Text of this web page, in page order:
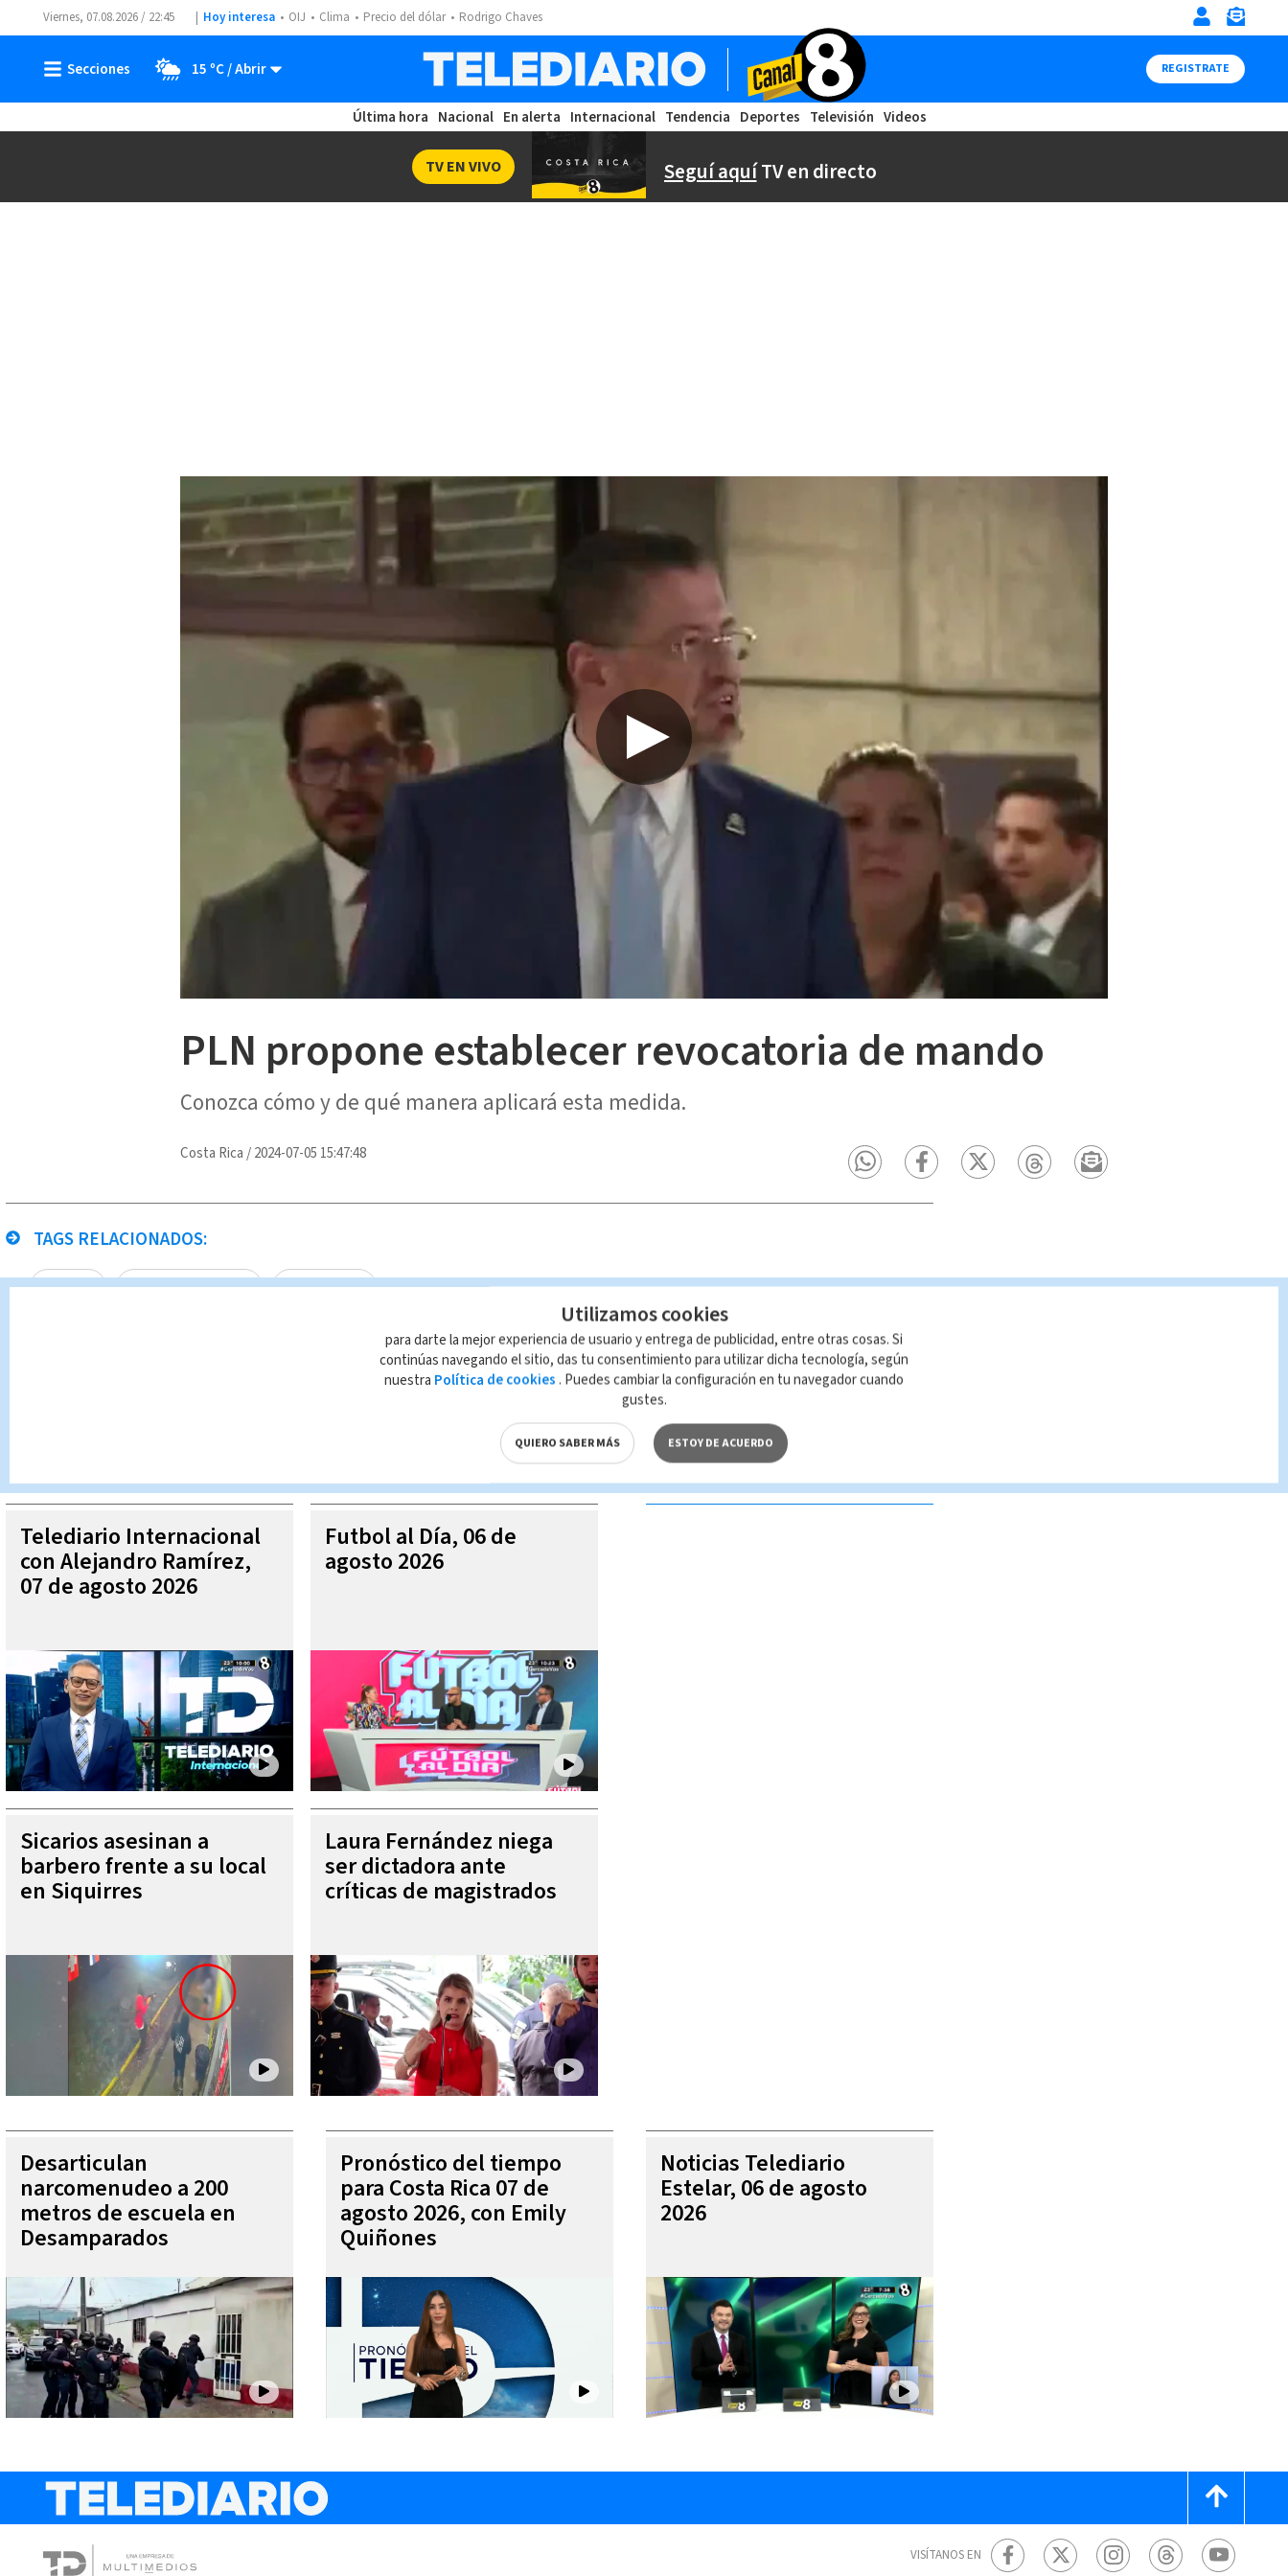
Viernes, 07.08.2026 / 22:45 Hoy interesa OIJ Clima Precio del dólar Rodrigo Chaves
15 ºC REGISTRATE
Última hora Nacional En alerta Internacional Tendencia Deportes Televisión Videos
Seguí aquíTV en directo
TV EN VIVO
PLN propone establecer revocatoria de mando
Conozca cómo y de qué manera aplicará esta medida.
Costa Rica /2024-07-05 15:47:48
TAGS RELACIONADOS:
PLN Noticias Telediario Paula Brenes
Queda prohibida la reproducción total o parcial del contenido de esta página, mismo que es propiedad de TELEDIARIO; su reproducción no
MÁS VIDEOS
Telediario Internacional
con Alejandro Ramírez,
07 de agosto 2026
Futbol al Día, 06 de
agosto 2026
Sicarios asesinan a
barbero frente a su local
en Siquirres
Laura Fernández niega
ser dictadora ante
críticas de magistrados
Desarticulan
narcomenudeo a 200
metros de escuela en
Desamparados
Pronóstico del tiempo
para Costa Rica 07 de
agosto 2026, con Emily
Quiñones
Noticias Telediario
Estelar, 06 de agosto
2026
VISÍTANOS EN
Utilizamos cookies
para darte la mejor experiencia de usuario y entrega de publicidad, entre otras cosas. Si
continúas navegando el sitio, das tu consentimiento para utilizar dicha tecnología, según
nuestra Política de cookies . Puedes cambiar la configuración en tu navegador cuando
gustes.
QUIERO SABER MÁS ESTOY DE ACUERDO